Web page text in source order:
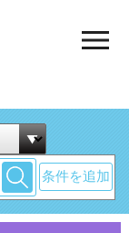
条件を追加